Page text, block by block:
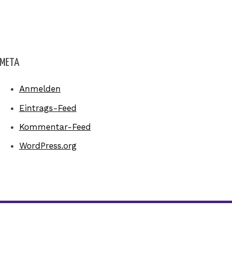
META
Anmelden
Eintrags-Feed
Kommentar-Feed
WordPress.org